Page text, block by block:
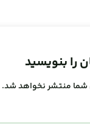
را بنویسید
شما منتشر نخواهد شد.